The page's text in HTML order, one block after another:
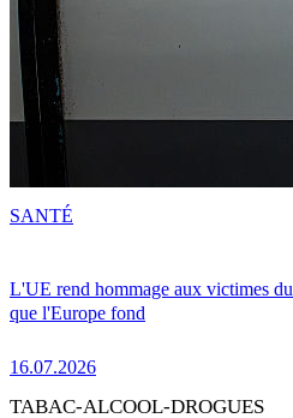
L'UE rend hommage aux victimes
que l'Europe fond
16.07.2026
SANTÉ
TABAC-ALCOOL-DROGUES